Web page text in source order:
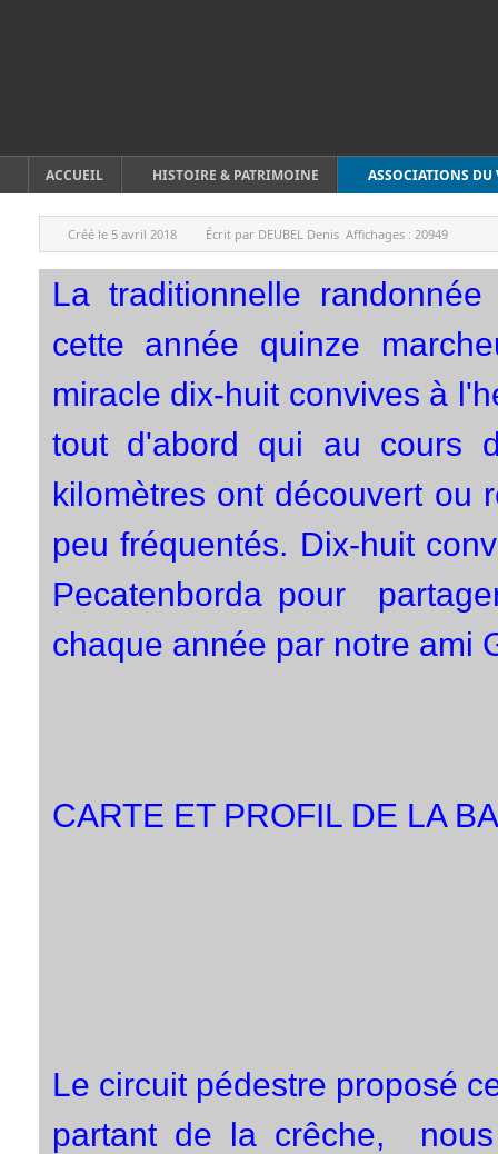
ACCUEIL HISTOIRE & PATRIMOINE ASSOCIATIONS DU
Créé le 5 avril 2018 Écrit par DEUBEL Denis Affichages : 20949
La traditionnelle
cette année quinze
miracle dix-huit convives à
tout d'abord qui au cours
kilomètres ont découvert ou
peu fréquentés. Dix-huit
Pecatenborda pour
chaque année par notre ami
CARTE ET PROFIL DE LA
Le circuit pédestre proposé
partant de la crêche,